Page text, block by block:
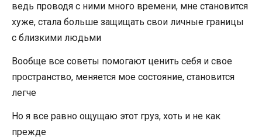
ведь проводя с ними много времени, мне становится
хуже, стала больше защищать свои личные границы
с близкими людьми
Вообще все советы помогают ценить себя и свое
пространство, меняется мое состояние, становится
легче
Но я все равно ощущаю этот груз, хоть и не как
прежде